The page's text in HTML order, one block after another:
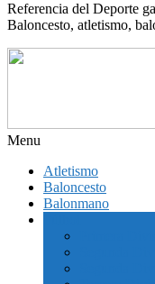
Referencia del Deporte
Baloncesto, atletismo,
Menu
Atletismo
Baloncesto
Balonmano